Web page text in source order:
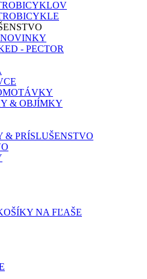
- PECTOR
& OBJÍMKY
& PRÍSLUŠENSTVO
NA FĽAŠE